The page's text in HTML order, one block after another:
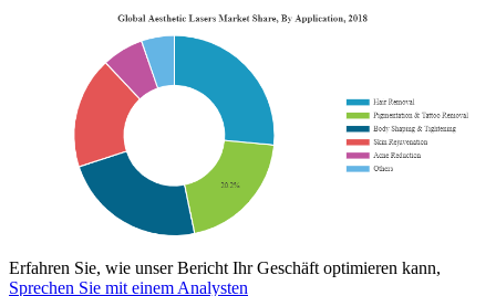
Erfahren Sie, wie unser Bericht Ihr Geschäft optimieren kann,
Sprechen Sie mit einem Analysten